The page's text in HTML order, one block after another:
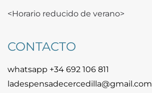
<Horario reducido de verano>
CONTACTO
whatsapp +34 692 106 811
ladespensadecercedilla@gmail.com